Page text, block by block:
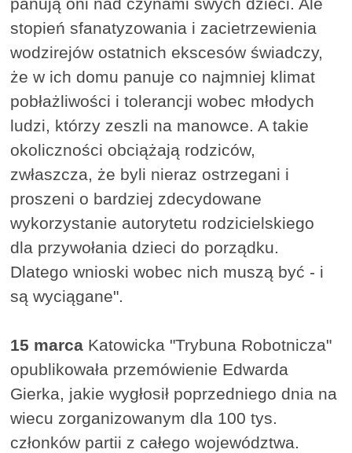
stopień sfanatyzowania i zacietrzewienia
wodzirejów ostatnich ekscesów świadczy,
że w ich domu panuje co najmniej klimat
pobłażliwości i tolerancji wobec młodych
ludzi, którzy zeszli na manowce. A takie
okoliczności obciążają rodziców,
zwłaszcza, że byli nieraz ostrzegani i
proszeni o bardziej zdecydowane
wykorzystanie autorytetu rodzicielskiego
dla przywołania dzieci do porządku.
Dlatego wnioski wobec nich muszą być - i
są wyciągane".
15 marca Katowicka "Trybuna Robotnicza"
opublikowała przemówienie Edwarda
Gierka, jakie wygłosił poprzedniego dnia na
wiecu zorganizowanym dla 100 tys.
członków partii z całego województwa.